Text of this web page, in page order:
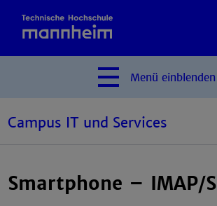
Menü einblenden
Campus IT und Services
Smartphone – IMAP/S